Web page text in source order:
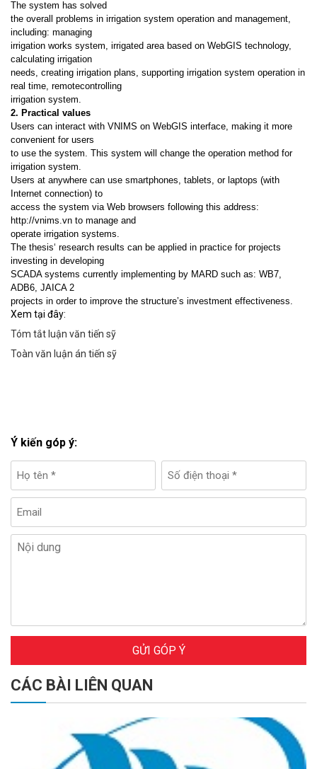
The system has solved
the overall problems in irrigation system operation and management,
including: managing
irrigation works system, irrigated area based on WebGIS technology,
calculating irrigation
needs, creating irrigation plans, supporting irrigation system operation in
real time, remotecontrolling
irrigation system.
2. Practical values
Users can interact with VNIMS on WebGIS interface, making it more
convenient for users
to use the system. This system will change the operation method for
irrigation system.
Users at anywhere can use smartphones, tablets, or laptops (with
Internet connection) to
access the system via Web browsers following this address:
http://vnims.vn to manage and
operate irrigation systems.
The thesis‘ research results can be applied in practice for projects
investing in developing
SCADA systems currently implementing by MARD such as: WB7,
ADB6, JAICA 2
projects in order to improve the structure’s investment effectiveness.
Xem tại đây:
Tóm tắt luận văn tiến sỹ
Toàn văn luận án tiến sỹ
Ý kiến góp ý:
GỬI GÓP Ý
CÁC BÀI LIÊN QUAN